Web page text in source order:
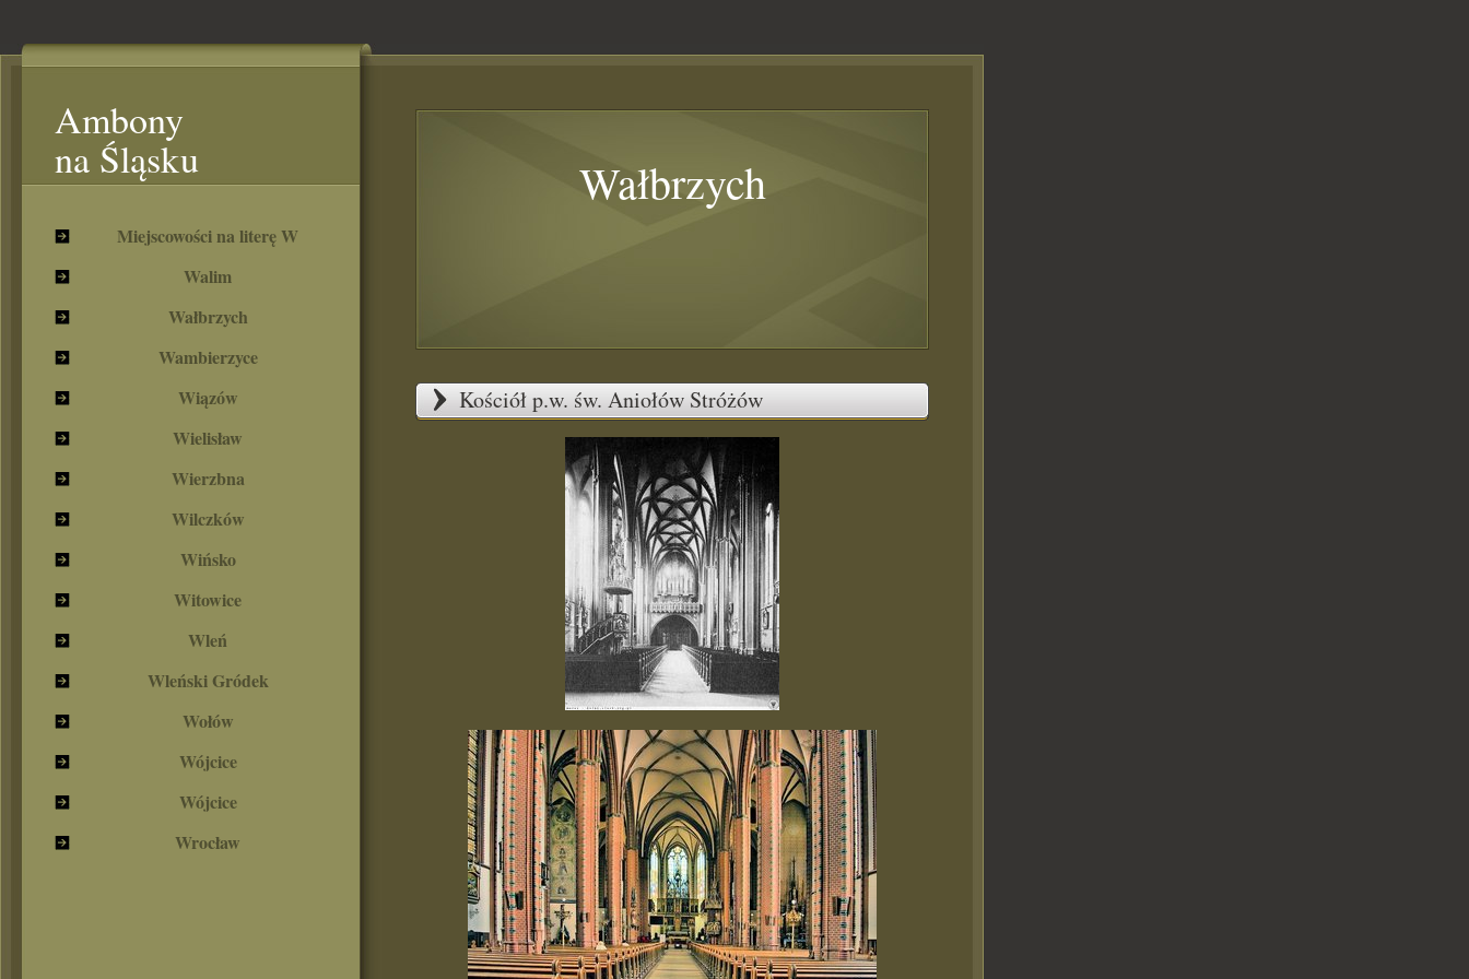
Ambony
na Śląsku
Miejscowości na literę W
Walim
Wałbrzych
Wambierzyce
Wiązów
Wielisław
Wierzbna
Wilczków
Wińsko
Witowice
Wleń
Wleński Gródek
Wołów
Wójcice
Wójcice
Wrocław
Wałbrzych
Kościół p.w. św. Aniołów Stróżów